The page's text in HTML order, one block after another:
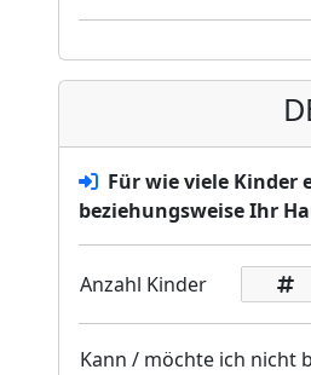
Für wie viele Kinder
beziehungsweise Ihr
Anzahl Kinder
Kann / möchte ich nicht